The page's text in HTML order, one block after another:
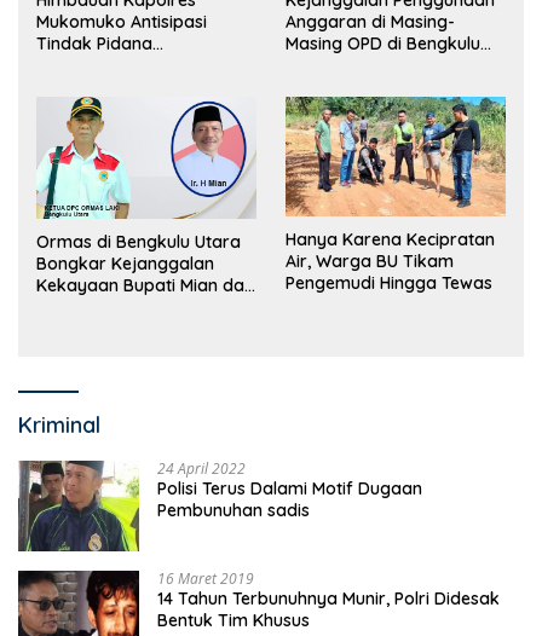
Mukomuko Antisipasi
Tindak Pidana
Anggaran di Masing-
Masing OPD di Bengkulu
Ormas di Bengkulu Utara
Bongkar Kejanggalan
Kekayaan Bupati Mian dan
Hanya Karena Kecipratan
Air, Warga BU Tikam
Pengemudi Hingga Tewas
Kriminal
24 April 2022
Polisi Terus Dalami Motif Dugaan
Pembunuhan sadis
16 Maret 2019
14 Tahun Terbunuhnya Munir, Polri Didesak
Bentuk Tim Khusus